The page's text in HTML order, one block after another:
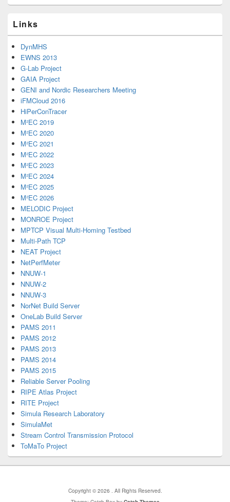
Links
DynMHS
EWNS 2013
G-Lab Project
GAIA Project
GENI and Nordic Researchers Meeting
iFMCloud 2016
HiPerConTracer
M²EC 2019
M²EC 2020
M²EC 2021
M²EC 2022
M²EC 2023
M²EC 2024
M²EC 2025
M²EC 2026
MELODIC Project
MONROE Project
MPTCP Visual Multi-Homing Testbed
Multi-Path TCP
NEAT Project
NetPerfMeter
NNUW-1
NNUW-2
NNUW-3
NorNet Build Server
OneLab Build Server
PAMS 2011
PAMS 2012
PAMS 2013
PAMS 2014
PAMS 2015
Reliable Server Pooling
RIPE Atlas Project
RITE Project
Simula Research Laboratory
SimulaMet
Stream Control Transmission Protocol
ToMaTo Project
Copyright © 2026 . All Rights Reserved.